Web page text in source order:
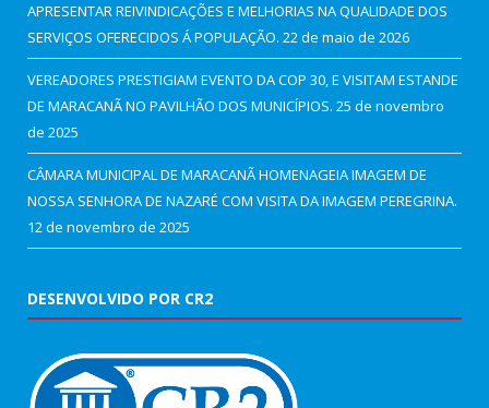
APRESENTAR REIVINDICAÇÕES E MELHORIAS NA QUALIDADE DOS
SERVIÇOS OFERECIDOS Á POPULAÇÃO. 22 de maio de 2026
VEREADORES PRESTIGIAM EVENTO DA COP 30, E VISITAM ESTANDE
DE MARACANÃ NO PAVILHÃO DOS MUNICÍPIOS. 25 de novembro
de 2025
CÂMARA MUNICIPAL DE MARACANÃ HOMENAGEIA IMAGEM DE
NOSSA SENHORA DE NAZARÉ COM VISITA DA IMAGEM PEREGRINA.
12 de novembro de 2025
DESENVOLVIDO POR CR2